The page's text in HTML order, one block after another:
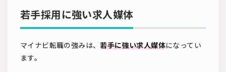
若手採用に強い求人媒体
マイナビ転職の強みは、若手に強い求人媒体になってい
ます。